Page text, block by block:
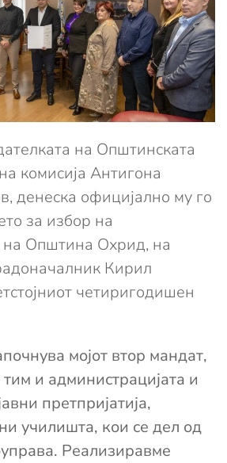
на Општинската
комисија Антигона
денеска официјално му го
за избор на
на Општина Охрид, на
Кирил
четиригодишен
мојот втор мандат,
тим и администрацијата и
претпријатија,
училишта, кои се дел од
Реализиравме